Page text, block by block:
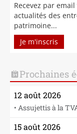
Recevez par
actualités des
patrimoine...
Je m'inscris
Prochaines
12 août 2026
• Assujettis à la
15 août 2026